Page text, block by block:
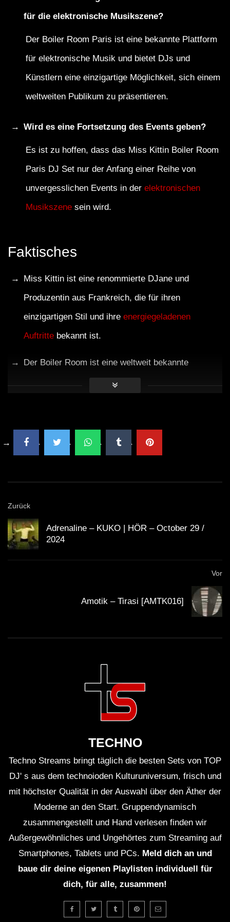
für die elektronische Musikszene?
Der Boiler Room Paris ist eine bekannte Plattform
für elektronische Musik und bietet DJs und
Künstlern eine einzigartige Möglichkeit, sich einem
weltweiten Publikum zu präsentieren.
Wird es eine Fortsetzung des Events geben?
Es ist zu hoffen, dass das Miss Kittin Boiler Room
Paris DJ Set nur der Anfang einer Reihe von
unvergesslichen Events in der elektronischen
Musikszene sein wird.
Faktisches
Miss Kittin ist eine renommierte DJane und
Produzentin aus Frankreich, die für ihren
einzigartigen Stil und ihreenergiegeladenen
Auftritte bekannt ist.
Der Boiler Room ist eine weltweit bekannte
Plattform für elektronische Musik, die DJs und
Das DJ Set von Miss Kittin in Paris war ein
Highlight in der elektronischen Musikszene und
Genres wie Techno, House und Electro und schafft
so eine einzigartige Atmosphäre.
sondern auch mit ihrer unverwechselbaren
Das DJ Set von Miss Kittin war nicht nur ein
musikalisches Erlebnis, sondern auch eine Reise
Geschichte der elektronischen Musik
Die Location des Boiler Room Paris bot die
perfekte Kulisse für einen unvergesslichen Abend
voller elektronischer Beats und euphorischer
Stimmung.
Kritische Analyse
Obwohl das DJ Set von Miss Kittin in Paris zweifellos
ein musikalisches Highlight war, bleibt die Frage nach
Zurück
Adrenaline – KUKO | HÖR – October 29 /
2024
Vor
Amotik – Tirasi [AMTK016]
TECHNO
Techno Streams bringt täglich die besten Sets von TOP
DJ' s aus dem technoioden Kulturuniversum, frisch und
mit höchster Qualität in der Auswahl über den Äther der
Moderne an den Start. Gruppendynamisch
zusammengestellt und Hand verlesen finden wir
Außergewöhnliches und Ungehörtes zum Streaming auf
Smartphones, Tablets und PCs. Meld dich an und
baue dir deine eigenen Playlisten individuell für
dich, für alle, zusammen!